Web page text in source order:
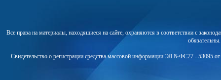
Все права на материалы, находящиеся на сайте, охраняются в соответствии с
Свидетельство о регистрации средства массовой информации ЭЛ №ФС77 - 53095